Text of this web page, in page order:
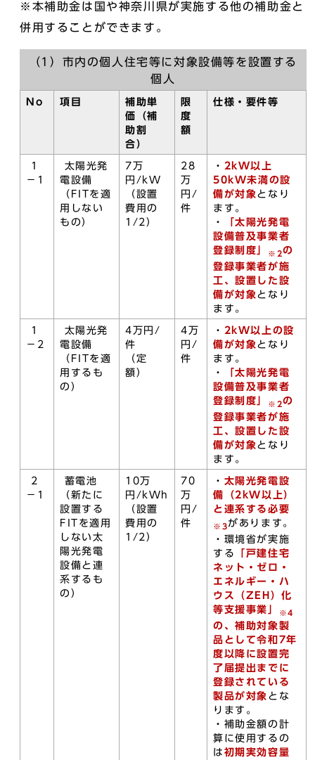
※本補助金は国や神奈川県が実施する他の補助金と
併用することができます。
（1）市内の個人住宅等に対象設備等を設置する
個人
No 項目
補助単
価（補
助割
合）
限
度
額
仕様・要件等
1
－1
太陽光発
電設備
（FITを適
用しない
もの）
7万
円/kW
（設置
費用の
1/2）
28
万
円/
件
・ 2kW以上
50kW未満の設
備が対象 となり
ます。
・
「太陽光発電
設備普及事業者
登録制度」
※2の
登録事業者が施
工、設置した設
備が対象 となり
ます。
1
－2
太陽光発
電設備
（FITを適
用するも
の）
4万円/
件
（定
額）
4万
円/
件
・ 2kW以上 の設
備が対象 となり
ます。
・
「太陽光発電
設備普及事業者
登録制度」
※2の
登録事業者が施
工、設置した設
備が対象 となり
ます。
2
－1
蓄電池
（新たに
設置する
FITを適用
しない太
陽光発電
設備と連
系するも
の）
10万
円/kWh
（設置
費用の
1/2）
70
万
円/
件
・ 太陽光発電設
備（ 2kW以上 ）
と連系 する必要
※3があります。
・環境省が実施
する
「戸建住宅
ネット・ゼロ・
エネルギー・ハ
ウス（ZEH）化
等支援事業」
※4
の、補助対象製
品として令和7年
度以降に設置完
了届提出までに
登録されている
製品が対象 とな
ります。
・補助金額の計
算に使用するの
は 初期実効容量